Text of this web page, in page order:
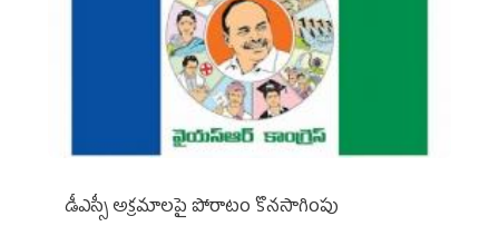
డీఎస్సీ అక్రమాలపై పోరాటం కొనసాగింపు